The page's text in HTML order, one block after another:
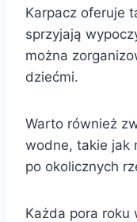
Karpacz oferuje
sprzyjają
można
dziećmi.
Warto również
wodne, takie jak
po okolicznych
Każda pora roku